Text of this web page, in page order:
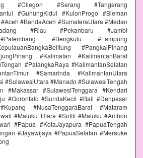
#Cilegon #Serang #Tangerang
#GunungKidul #KulonProgo #Sleman
#BandaAceh #SumateraUtara #Medan
#Riau #Pekanbaru #Jambi
#Bengkulu #Lampung
#PangkalPinang
#Kalimatan #KalimantanBarat
#PalangkaRaya #KalimantanSelatan
#Samarinda #KalimantanUtara
#SulawesiUtara #Manado #SulawesiTengah
#Makassar #SulawesiTenggara #Kendari
#Gorontalo #SundaKecil #Bali #Denpasar
#NusaTenggaraBarat #Mataram
#Maluku Utara #Sofifi #Maluku #Ambon
#Papua #KotaJayapura #PapuaTengah
#Jayawijaya #PapuaSelatan #Merauke